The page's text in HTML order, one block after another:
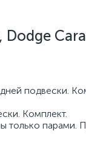
Dodge
подвески.
Комплект.
только парами.